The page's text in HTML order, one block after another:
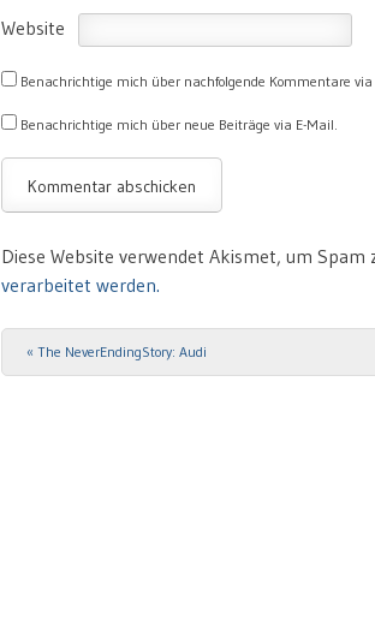
Website
Benachrichtige mich über nachfolgende Kommentare via
Benachrichtige mich über neue Beiträge via E-Mail.
Diese Website verwendet Akismet, um Spam
verarbeitet werden.
Post navigation
« The NeverEndingStory: Audi